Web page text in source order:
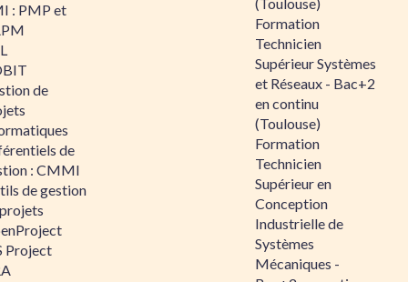
: PMP et
de
de
: CMMI
de gestion
Project
Formation
Technicien
Supérieur Systèmes
et Réseaux - Bac+2
en continu
(Toulouse)
Formation
Technicien
Supérieur en
Conception
Industrielle de
Systèmes
Mécaniques -